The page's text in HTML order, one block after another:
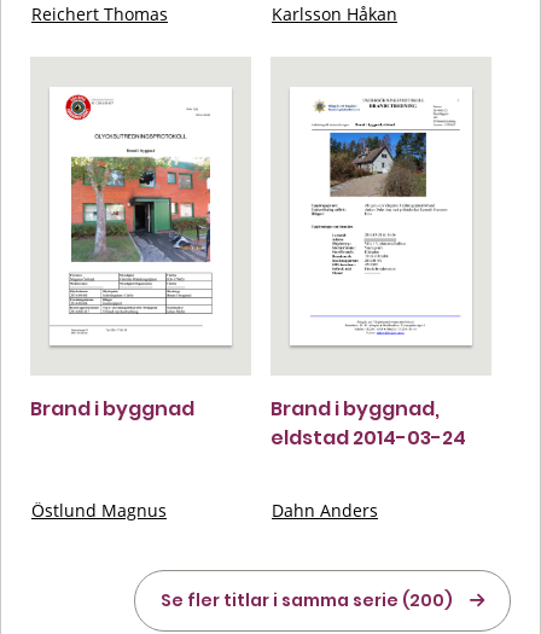
Reichert Thomas Karlsson Håkan
Brand i byggnad
Östlund Magnus
Brand i byggnad,
eldstad 2014-03-24
Dahn Anders
Se fler titlar i samma serie (200)